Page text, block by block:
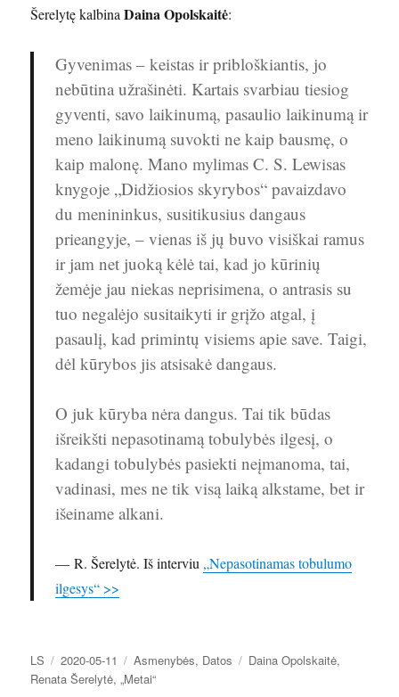
Šerelytę kalbina Daina Opolskaitė:
Gyvenimas – keistas ir pribloškiantis, jo
nebūtina užrašinėti. Kartais svarbiau tiesiog
gyventi, savo laikinumą, pasaulio laikinumą ir
meno laikinumą suvokti ne kaip bausmę, o
kaip malonę. Mano mylimas C. S. Lewisas
knygoje „Didžiosios skyrybos“ pavaizdavo
du menininkus, susitikusius dangaus
prieangyje, – vienas iš jų buvo visiškai ramus
ir jam net juoką kėlė tai, kad jo kūrinių
žemėje jau niekas neprisimena, o antrasis su
tuo negalėjo susitaikyti ir grįžo atgal, į
pasaulį, kad primintų visiems apie save. Taigi,
dėl kūrybos jis atsisakė dangaus.
O juk kūryba nėra dangus. Tai tik būdas
išreikšti nepasotinamą tobulybės ilgesį, o
kadangi tobulybės pasiekti neįmanoma, tai,
vadinasi, mes ne tik visą laiką alkstame, bet ir
išeiname alkani.
R. Šerelytė. Iš interviu „Nepasotinamas tobulumo
ilgesys“ >>
Autorius
LS Paskelbta
2020-05-11 Kategorijos
Asmenybės, Datos Žymos
Daina Opolskaitė,
Renata Šerelytė, „Metai“